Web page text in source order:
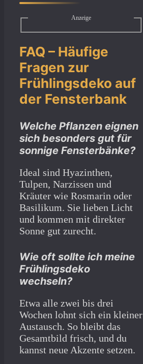
Anzeige
FAQ – Häufige
Fragen zur
Frühlingsdeko auf
der Fensterbank
Welche Pflanzen eignen
sich besonders gut für
sonnige Fensterbänke?
Ideal sind Hyazinthen,
Tulpen, Narzissen und
Kräuter wie Rosmarin oder
Basilikum. Sie lieben Licht
und kommen mit direkter
Sonne gut zurecht.
Wie oft sollte ich meine
Frühlingsdeko
wechseln?
Etwa alle zwei bis drei
Wochen lohnt sich ein kleiner
Austausch. So bleibt das
Gesamtbild frisch, und du
kannst neue Akzente setzen.